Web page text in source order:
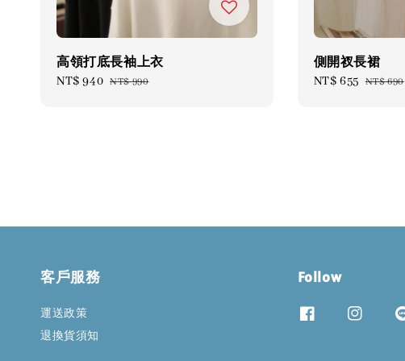
高領打底長袖上衣
Sale
NT$ 940 Regular
NT$ 990
側開衩長裙
Sale
NT$ 655 Regular
NT$ 690
客戶服務
運送政策
退換貨須知
Follow